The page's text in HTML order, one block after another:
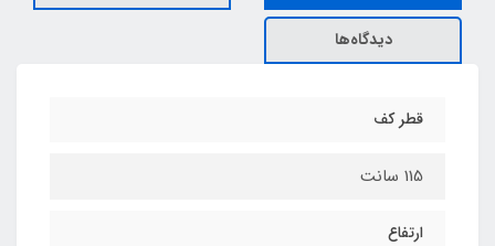
دیدگاه‌ها
قطر کف
115 سانت
ارتفاع